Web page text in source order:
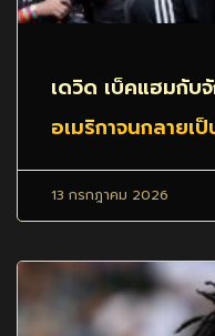
เดวิด เบ็คแฮมกับ
อเมริกาจนกลาย
13 กรกฎาคม 2026